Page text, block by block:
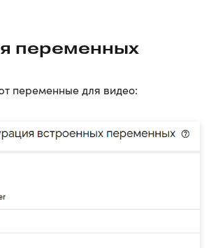
переменных
переменные для видео: